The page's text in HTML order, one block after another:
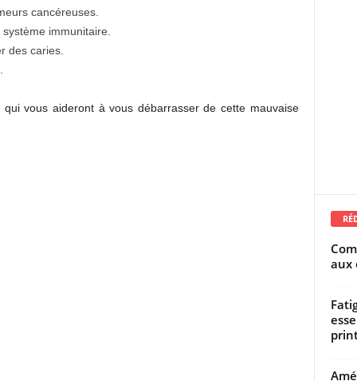
cancéreuses.
immunitaire.
des caries.
vous aideront à vous débarrasser de cette mauvaise
aux